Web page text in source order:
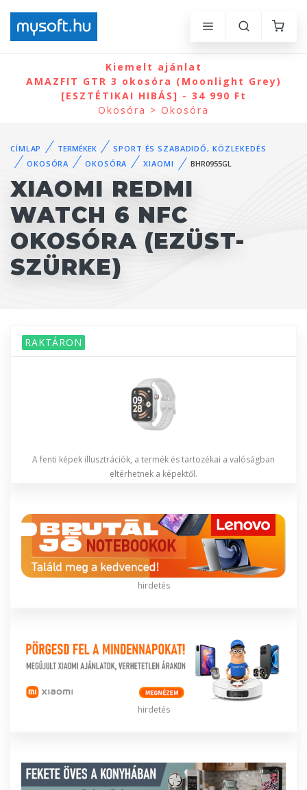
Kiemelt ajánlat
AMAZFIT GTR 3 okosóra (Moonlight Grey)
[ESZTÉTIKAI HIBÁS] - 34 990 Ft
Okosóra > Okosóra
CÍMLAP TERMÉKEK
SPORT ÉS SZABADIDŐ, KÖZLEKEDÉS
OKOSÓRA
OKOSÓRA XIAOMI BHR0955GL
XIAOMI REDMI
WATCH 6 NFC
OKOSÓRA (EZÜST-
SZÜRKE)
RAKTÁRON
A fenti képek illusztrációk, a termék és tartozékai a valóságban
eltérhetnek a képektől.
hirdetés
hirdetés